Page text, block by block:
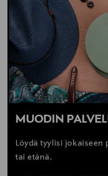
MUODIN
Löydä tyylisi jokaiseen
tai etänä.